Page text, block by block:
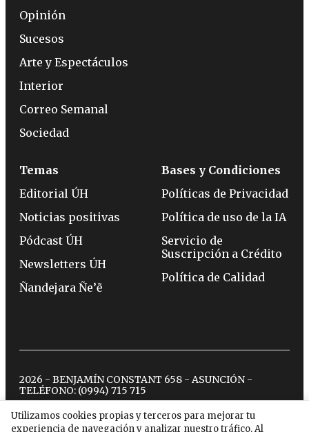
Utilizamos cookies propias y terceros para mejorar tu
experiencia de navegación y analizar nuestro tráfico. Al
Opinión
Sucesos
Arte y Espectáculos
Interior
Correo Semanal
Sociedad
Temas
Editorial ÚH
Noticias positivas
Pódcast ÚH
Newsletters ÚH
Ñandejara Ñe’ẽ
Bases y Condiciones
Políticas de Privacidad
Política de uso de la IA
Servicio de
Suscripción a Crédito
Política de Calidad
2026 - BENJAMÍN CONSTANT 658 - ASUNCIÓN -
TELÉFONO: (0994) 715 715